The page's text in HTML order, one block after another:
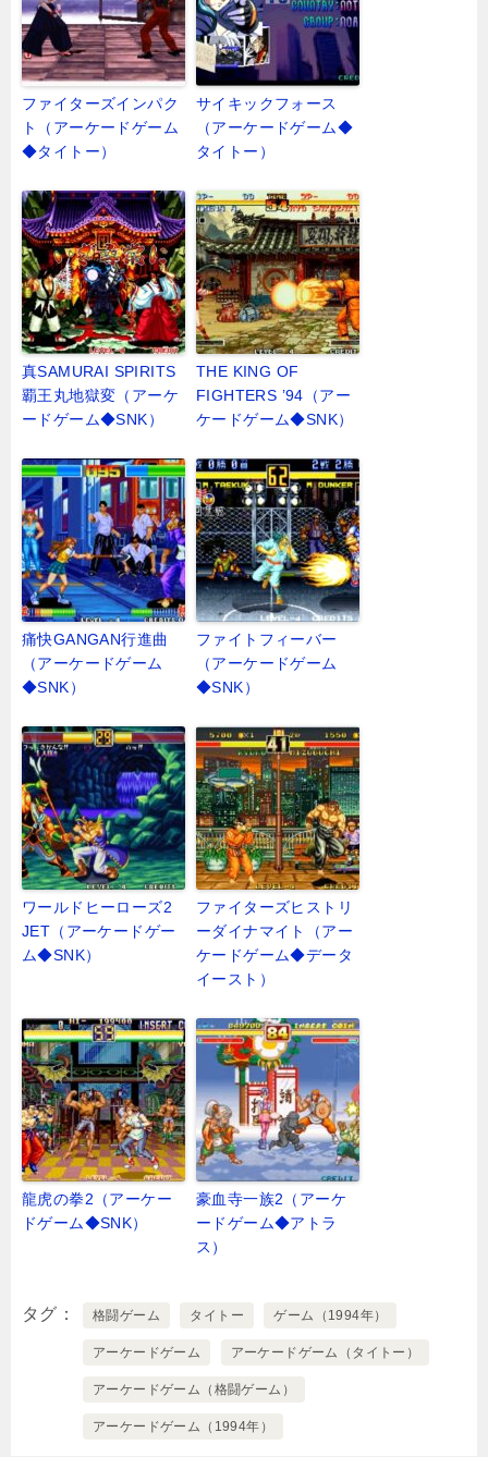
ファイターズインパク
ト（アーケードゲーム
◆タイトー）
サイキックフォース
（アーケードゲーム◆
タイトー）
真SAMURAI SPIRITS
覇王丸地獄変（アーケ
ードゲーム◆SNK）
THE KING OF
FIGHTERS ’94（アー
ケードゲーム◆SNK）
痛快GANGAN行進曲
（アーケードゲーム
◆SNK）
ファイトフィーバー
（アーケードゲーム
◆SNK）
ワールドヒーローズ2
JET（アーケードゲー
ム◆SNK）
ファイターズヒストリ
ーダイナマイト（アー
ケードゲーム◆データ
イースト）
龍虎の拳2（アーケー
ドゲーム◆SNK）
豪血寺一族2（アーケ
ードゲーム◆アトラ
ス）
タグ 格闘ゲーム タイトー ゲーム（1994年）
アーケードゲーム アーケードゲーム（タイトー）
アーケードゲーム（格闘ゲーム）
アーケードゲーム（1994年）